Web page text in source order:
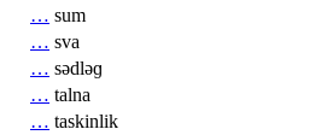
… sum
… sva
… sədləɡ
… talna
… taskinlik